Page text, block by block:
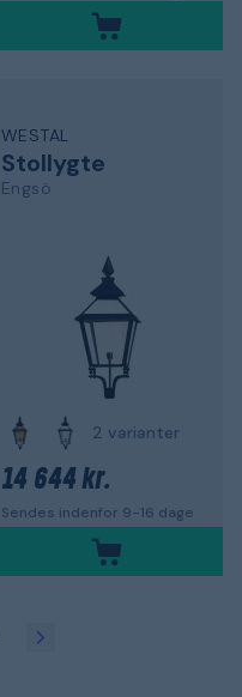
WESTAL
Stollygte
Engsö
2 varianter
14 644 kr.
Sendes indenfor 9-16 dage